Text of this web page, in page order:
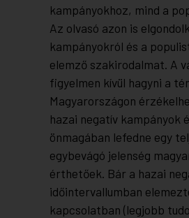
kampányokhoz, mind a
Az olvasó azon is
kampányokról és a
elemző szakirodalmat. A
figyelmen kívül hagyni a
Magyarországon
hazai negatív kampányok
önmagában lefedne egy
egybevágó jelenség
érthetőek. Bár a hazai
időintervallumban
kapcsolatban (legjobb